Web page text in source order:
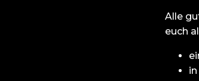
Alle
euch